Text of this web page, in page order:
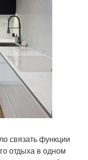
связать функции
отдыха в одном